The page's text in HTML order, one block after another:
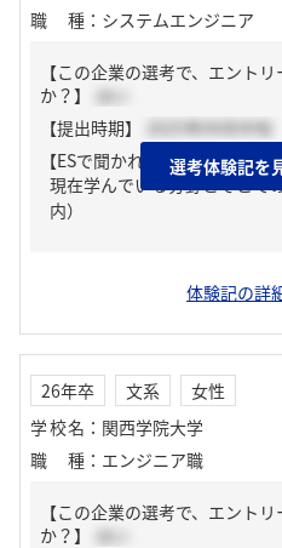
職種 ： システムエンジニア
【この企業の選考で、エント
か？】
はい
【提出時期】
2025年04月中旬
【ESで聞かれた質問】
現在学んでいる分野とそこで
内）
体験記の詳
選考体験記を
26年卒 文系
女性
学校名 ： 関西学院大学
職種 ： エンジニア職
【この企業の選考で、エント
か？】
はい